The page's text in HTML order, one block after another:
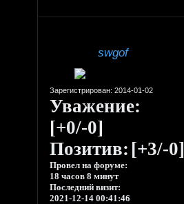
swgof
Зарегистрирован: 2014-01-02
Уважение:
[+0/-0]
Позитив: [+3/-0]
Провел на форуме:
18 часов 8 минут
Последний визит:
2021-12-14 00:41:46